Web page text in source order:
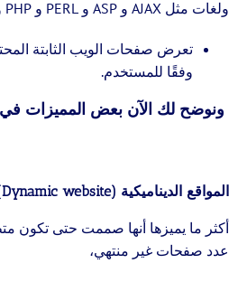
ولغات مثل AJAX و ASP و PERL و PHP و لغات البرمجة النصية من جانب الخادم.
تعرض صفحات الويب الثابتة
وفقًا للمستخدم.
ونوضح لك الآن بعض المميزات
المواقع الديناميكية (Dynamic website)-:
أكثر ما يميزها أنها صممت حتى تكون
عدد صفحات غير منتهي،